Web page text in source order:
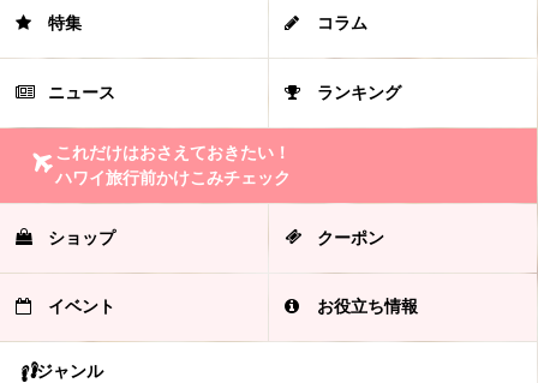
特集 コラム
ニュース ランキング
これだけはおさえておきたい！
ハワイ旅行前かけこみチェック
ショップ クーポン
イベント お役立ち情報
ジャンル